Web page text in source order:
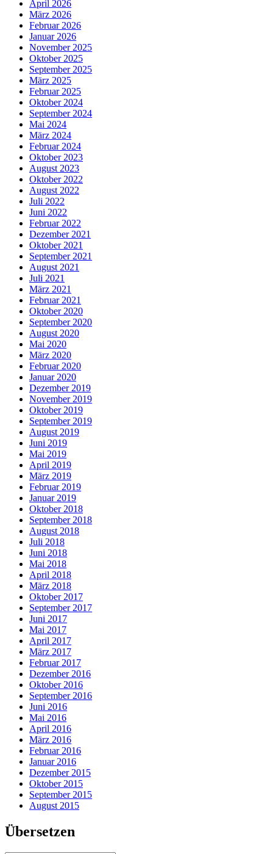
April 2026
März 2026
Februar 2026
Januar 2026
November 2025
Oktober 2025
September 2025
März 2025
Februar 2025
Oktober 2024
September 2024
Mai 2024
März 2024
Februar 2024
Oktober 2023
August 2023
Oktober 2022
August 2022
Juli 2022
Juni 2022
Februar 2022
Dezember 2021
Oktober 2021
September 2021
August 2021
Juli 2021
März 2021
Februar 2021
Oktober 2020
September 2020
August 2020
Mai 2020
März 2020
Februar 2020
Januar 2020
Dezember 2019
November 2019
Oktober 2019
September 2019
August 2019
Juni 2019
Mai 2019
April 2019
März 2019
Februar 2019
Januar 2019
Oktober 2018
September 2018
August 2018
Juli 2018
Juni 2018
Mai 2018
April 2018
März 2018
Oktober 2017
September 2017
Juni 2017
Mai 2017
April 2017
März 2017
Februar 2017
Dezember 2016
Oktober 2016
September 2016
Juni 2016
Mai 2016
April 2016
März 2016
Februar 2016
Januar 2016
Dezember 2015
Oktober 2015
September 2015
August 2015
Übersetzen